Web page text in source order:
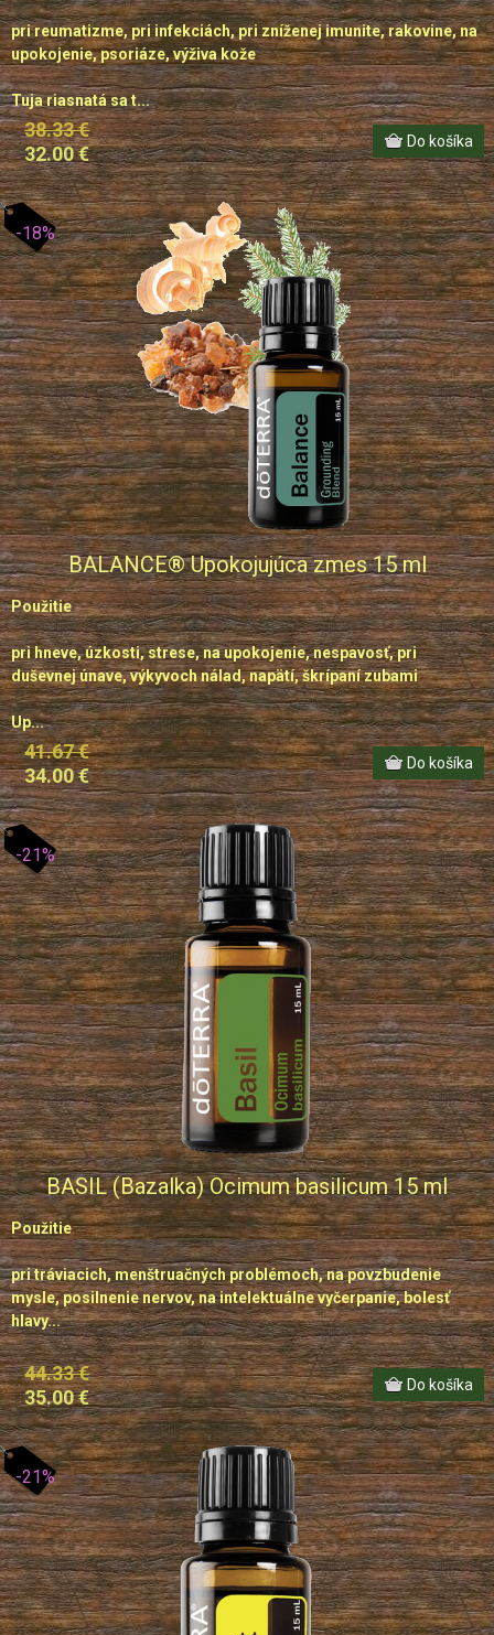
pri reumatizme, pri infekciách, pri zníženej imunite, rakovine, na
upokojenie, psoriáze, výživa kože
Tuja riasnatá sa t...
38.33 €
32.00 €
-18%
BALANCE® Upokojujúca zmes 15 ml
Použitie
pri hneve, úzkosti, strese, na upokojenie, nespavosť, pri
duševnej únave, výkyvoch nálad, napätí, škrípaní zubami
Up...
41.67 €
34.00 €
-21%
BASIL (Bazalka) Ocimum basilicum 15 ml
Použitie
pri tráviacich, menštruačných problémoch, na povzbudenie
mysle, posilnenie nervov, na intelektuálne vyčerpanie, bolesť
hlavy...
44.33 €
35.00 €
-21%